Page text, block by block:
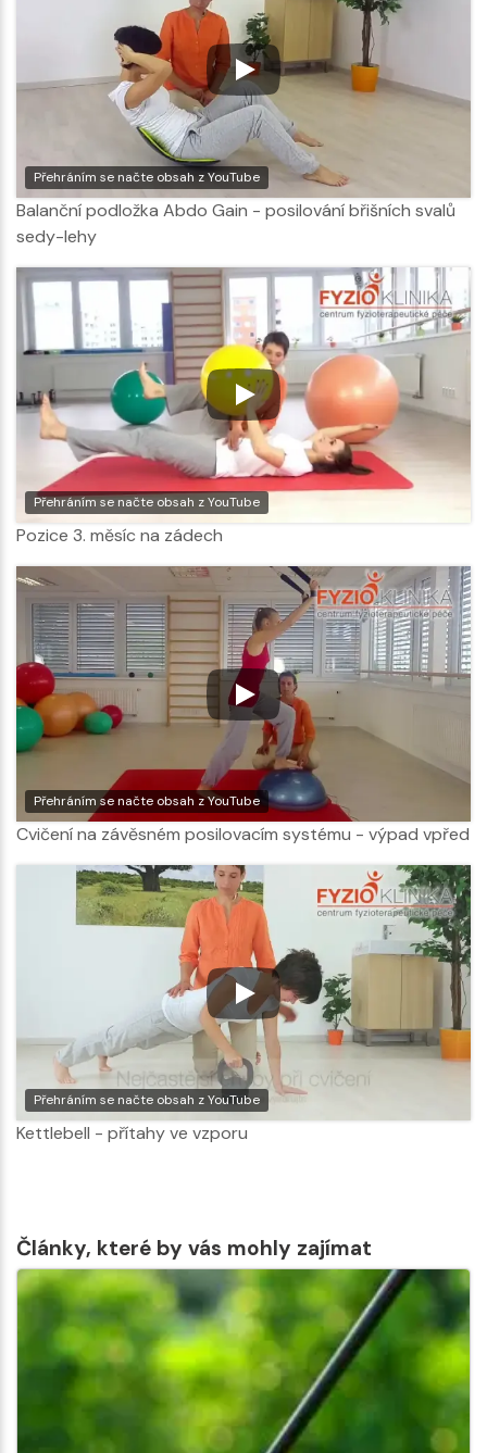
Přehráním se načte obsah z YouTube
Balanční podložka Abdo Gain - posilování břišních svalů
sedy-lehy
Přehráním se načte obsah z YouTube
Pozice 3. měsíc na zádech
Přehráním se načte obsah z YouTube
Cvičení na závěsném posilovacím systému - výpad vpřed
Přehráním se načte obsah z YouTube
Kettlebell - přítahy ve vzporu
Články, které by vás mohly zajímat